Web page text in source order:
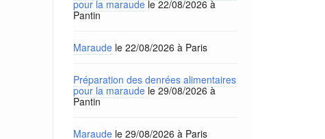
pour la maraudele 22/08/2026 à
Pantin
Maraude le 22/08/2026 à Paris
Préparation des denrées alimentaires
pour la maraudele 29/08/2026 à
Pantin
Maraude le 29/08/2026 à Paris